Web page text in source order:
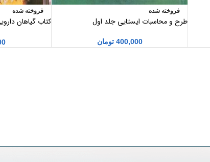
فروخته شده
طرح و محاسبات ایستایی جلد اول
400,000 تومان
فروخته شده
کتاب گیاهان